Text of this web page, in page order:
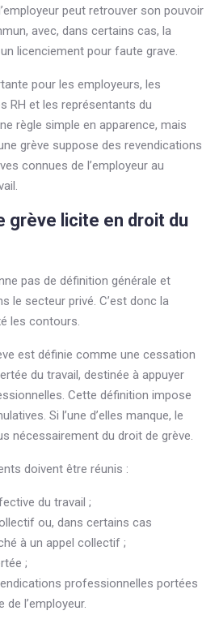
peut retrouver son pouvoir
avec, dans certains cas, la
licenciement pour faute grave.
pour les employeurs, les
RH et les représentants du
règle simple en apparence, mais
grève suppose des revendications
connues de l’employeur au
grève licite en droit du
pas de définition générale et
le secteur privé. C’est donc la
les contours.
est définie comme une cessation
du travail, destinée à appuyer
Cette définition impose
Si l’une d’elles manque, le
nécessairement du droit de grève.
doivent être réunis :
du travail ;
ou, dans certains cas
à un appel collectif ;
;
professionnelles portées
l’employeur.